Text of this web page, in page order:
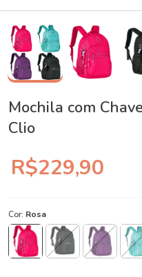
Mochila com
Clio
R$229,90
Cor: Rosa